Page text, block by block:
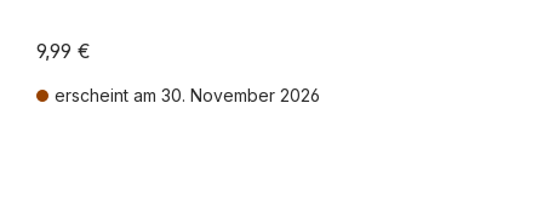
9,99 €
erscheint am 30. November 2026